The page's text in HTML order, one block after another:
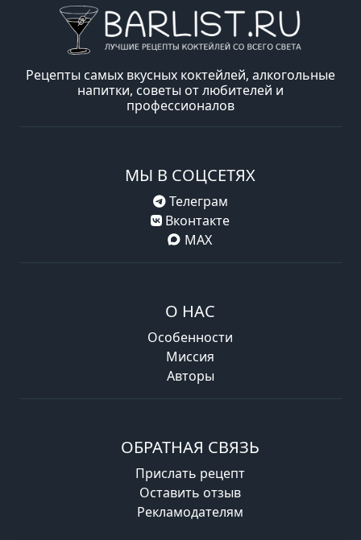
Рецепты самых вкусных коктейлей, алкогольные
напитки, советы от любителей и
профессионалов
МЫ В СОЦСЕТЯХ
Телеграм
Вконтакте
MAX
О НАС
Особенности
Миссия
Авторы
ОБРАТНАЯ СВЯЗЬ
Прислать рецепт
Оставить отзыв
Рекламодателям